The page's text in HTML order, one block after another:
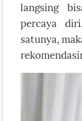
langsing
percaya
satunya,